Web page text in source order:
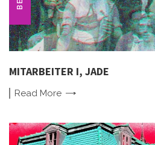
MITARBEITER I, JADE
Read More